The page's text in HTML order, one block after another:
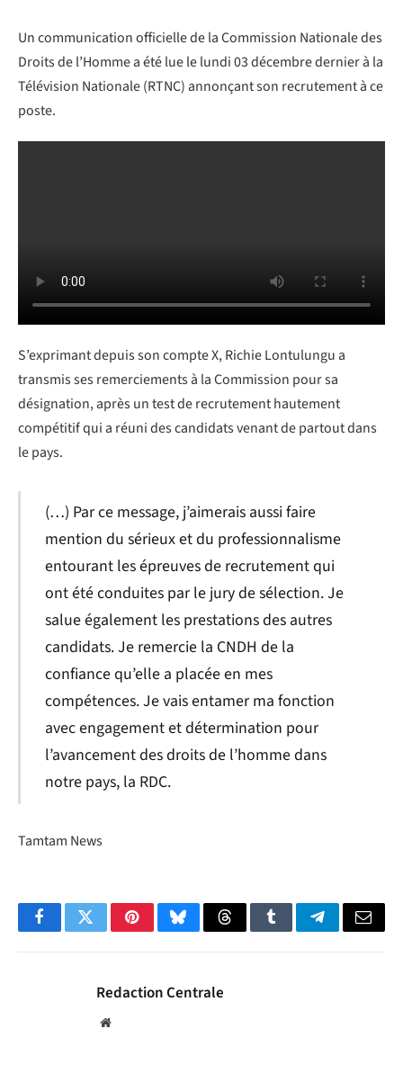
Un communication officielle de la Commission Nationale des
Droits de l’Homme a été lue le lundi 03 décembre dernier à la
Télévision Nationale (RTNC) annonçant son recrutement à ce
poste.
S’exprimant depuis son compte X, Richie Lontulungu a
transmis ses remerciements à la Commission pour sa
désignation, après un test de recrutement hautement
compétitif qui a réuni des candidats venant de partout dans
le pays.
(…) Par ce message, j’aimerais aussi faire
mention du sérieux et du professionnalisme
entourant les épreuves de recrutement qui
ont été conduites par le jury de sélection. Je
salue également les prestations des autres
candidats. Je remercie la CNDH de la
confiance qu’elle a placée en mes
compétences. Je vais entamer ma fonction
avec engagement et détermination pour
l’avancement des droits de l’homme dans
notre pays, la RDC.
Tamtam News
FacebookTwitterPinterestBlueskyThreadsTumblrTelegramEmail
Redaction Centrale
Website